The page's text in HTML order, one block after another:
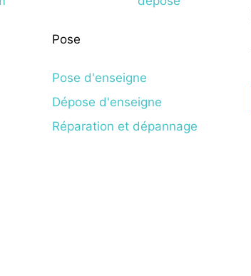
Pose
Pose d'enseigne
Dépose d'enseigne
Réparation et dépannage